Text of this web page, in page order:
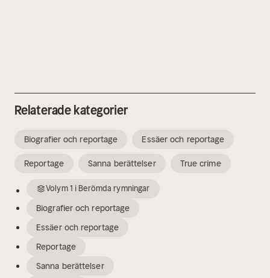
Relaterade kategorier
Biografier och reportage Essäer och reportage
Reportage Sanna berättelser True crime
Volym1 iBerömda rymningar
Biografier och reportage
Essäer och reportage
Reportage
Sanna berättelser